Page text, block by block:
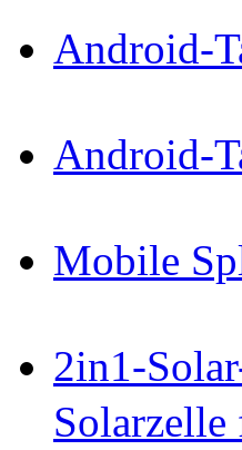
Android-
Android-
Mobile
2in1-
Solarzelle